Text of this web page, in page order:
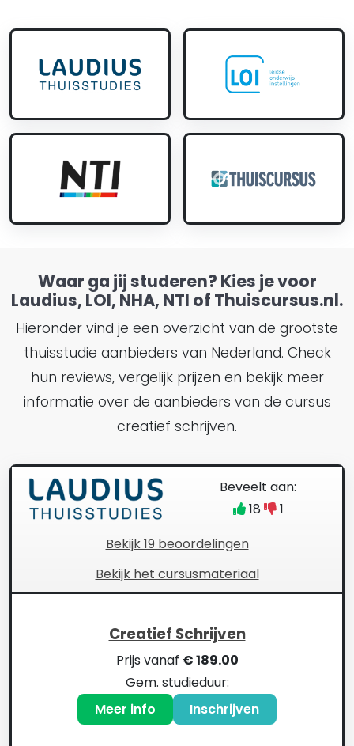
Waar ga jij studeren? Kies je voor
Laudius, LOI, NHA, NTI of Thuiscursus.nl.
Hieronder vind je een overzicht van de grootste
thuisstudie aanbieders van Nederland. Check
hun reviews, vergelijk prijzen en bekijk meer
informatie over de aanbieders van de cursus
creatief schrijven.
Bekijk 19 beoordelingen
Beveelt aan:
18
1
Bekijk het cursusmateriaal
Creatief Schrijven
Prijs vanaf € 189.00
Gem. studieduur:
Meer info
Inschrijven